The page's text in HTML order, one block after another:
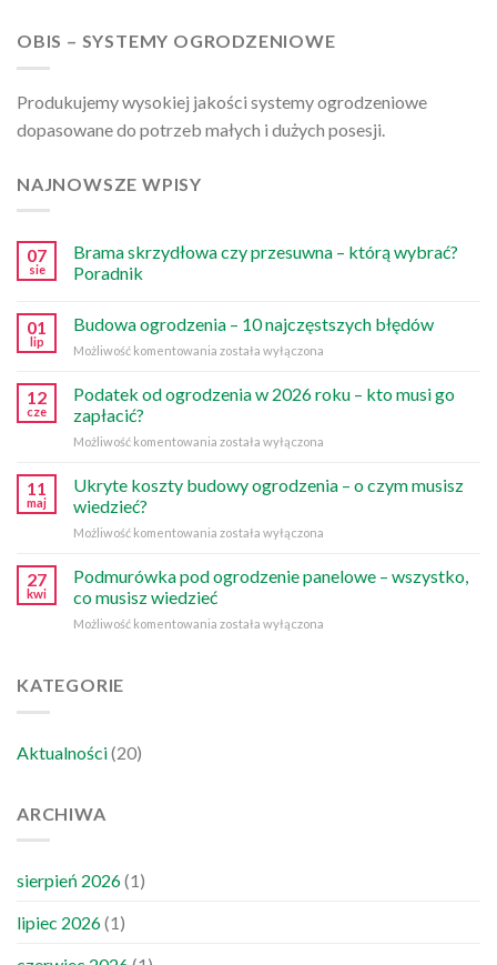
OBIS – SYSTEMY OGRODZENIOWE
Produkujemy wysokiej jakości systemy ogrodzeniowe
dopasowane do potrzeb małych i dużych posesji.
NAJNOWSZE WPISY
07
sie
Brama skrzydłowa czy przesuwna – którą wybrać?
Poradnik
01
lip
Budowa ogrodzenia – 10 najczęstszych błędów
Możliwość komentowania Budowa
błędów
została wyłączona
12
cze
Podatek od ogrodzenia w 2026 roku – kto musi go
zapłacić?
Możliwość komentowania Podatek
roku
kto
zapłacić?
została wyłączona
11
maj
Ukryte koszty budowy ogrodzenia – o czym musisz
wiedzieć?
Możliwość komentowania Ukryte
budowy
ogrodzenia
o
została wyłączona
27
kwi
Podmurówka pod ogrodzenie panelowe – wszystko,
co musisz wiedzieć
Możliwość komentowania Podmurówka
została wyłączona
KATEGORIE
Aktualności(20)
ARCHIWA
sierpień 2026(1)
lipiec 2026(1)